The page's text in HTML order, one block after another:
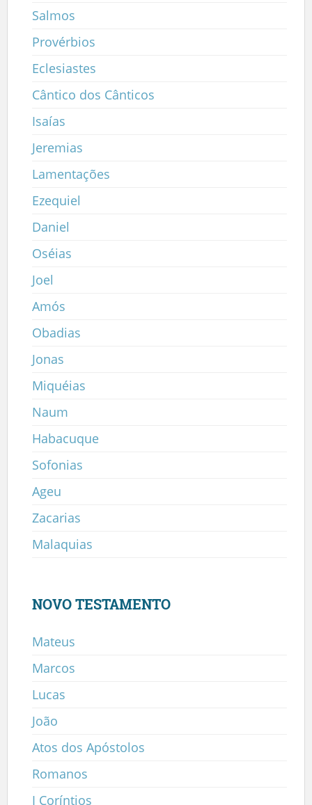
Salmos
Provérbios
Eclesiastes
Cântico dos Cânticos
Isaías
Jeremias
Lamentações
Ezequiel
Daniel
Oséias
Joel
Amós
Obadias
Jonas
Miquéias
Naum
Habacuque
Sofonias
Ageu
Zacarias
Malaquias
NOVO TESTAMENTO
Mateus
Marcos
Lucas
João
Atos dos Apóstolos
Romanos
I Coríntios